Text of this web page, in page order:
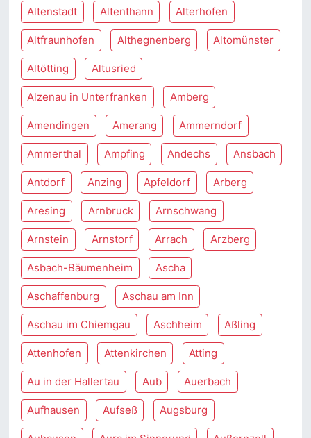
Altenstadt Altenthann Alterhofen
Altfraunhofen Althegnenberg Altomünster
Altötting Altusried
Alzenau in Unterfranken Amberg
Amendingen Amerang Ammerndorf
Ammerthal Ampfing Andechs Ansbach
Antdorf Anzing Apfeldorf Arberg
Aresing Arnbruck Arnschwang
Arnstein Arnstorf Arrach Arzberg
Asbach-Bäumenheim Ascha
Aschaffenburg Aschau am Inn
Aschau im Chiemgau Aschheim Aßling
Attenhofen Attenkirchen Atting
Au in der Hallertau Aub Auerbach
Aufhausen Aufseß Augsburg